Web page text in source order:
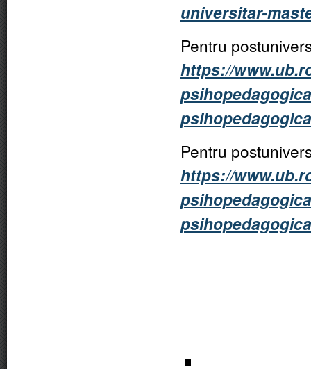
universitar-
Pentru
https://
Pentru
https://